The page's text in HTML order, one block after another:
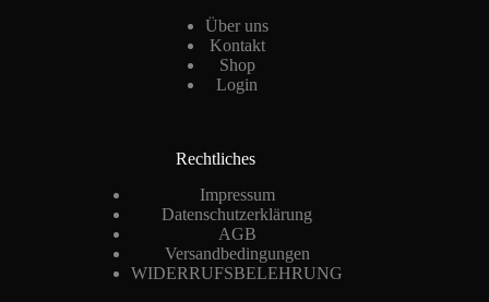
Über uns
Kontakt
Shop
Login
Rechtliches
Impressum
Datenschutzerklärung
AGB
Versandbedingungen
WIDERRUFSBELEHRUNG